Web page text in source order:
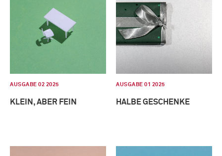
AUSGABE 02 2025
KLEIN, ABER FEIN
AUSGABE 01 2025
HALBE GESCHENKE